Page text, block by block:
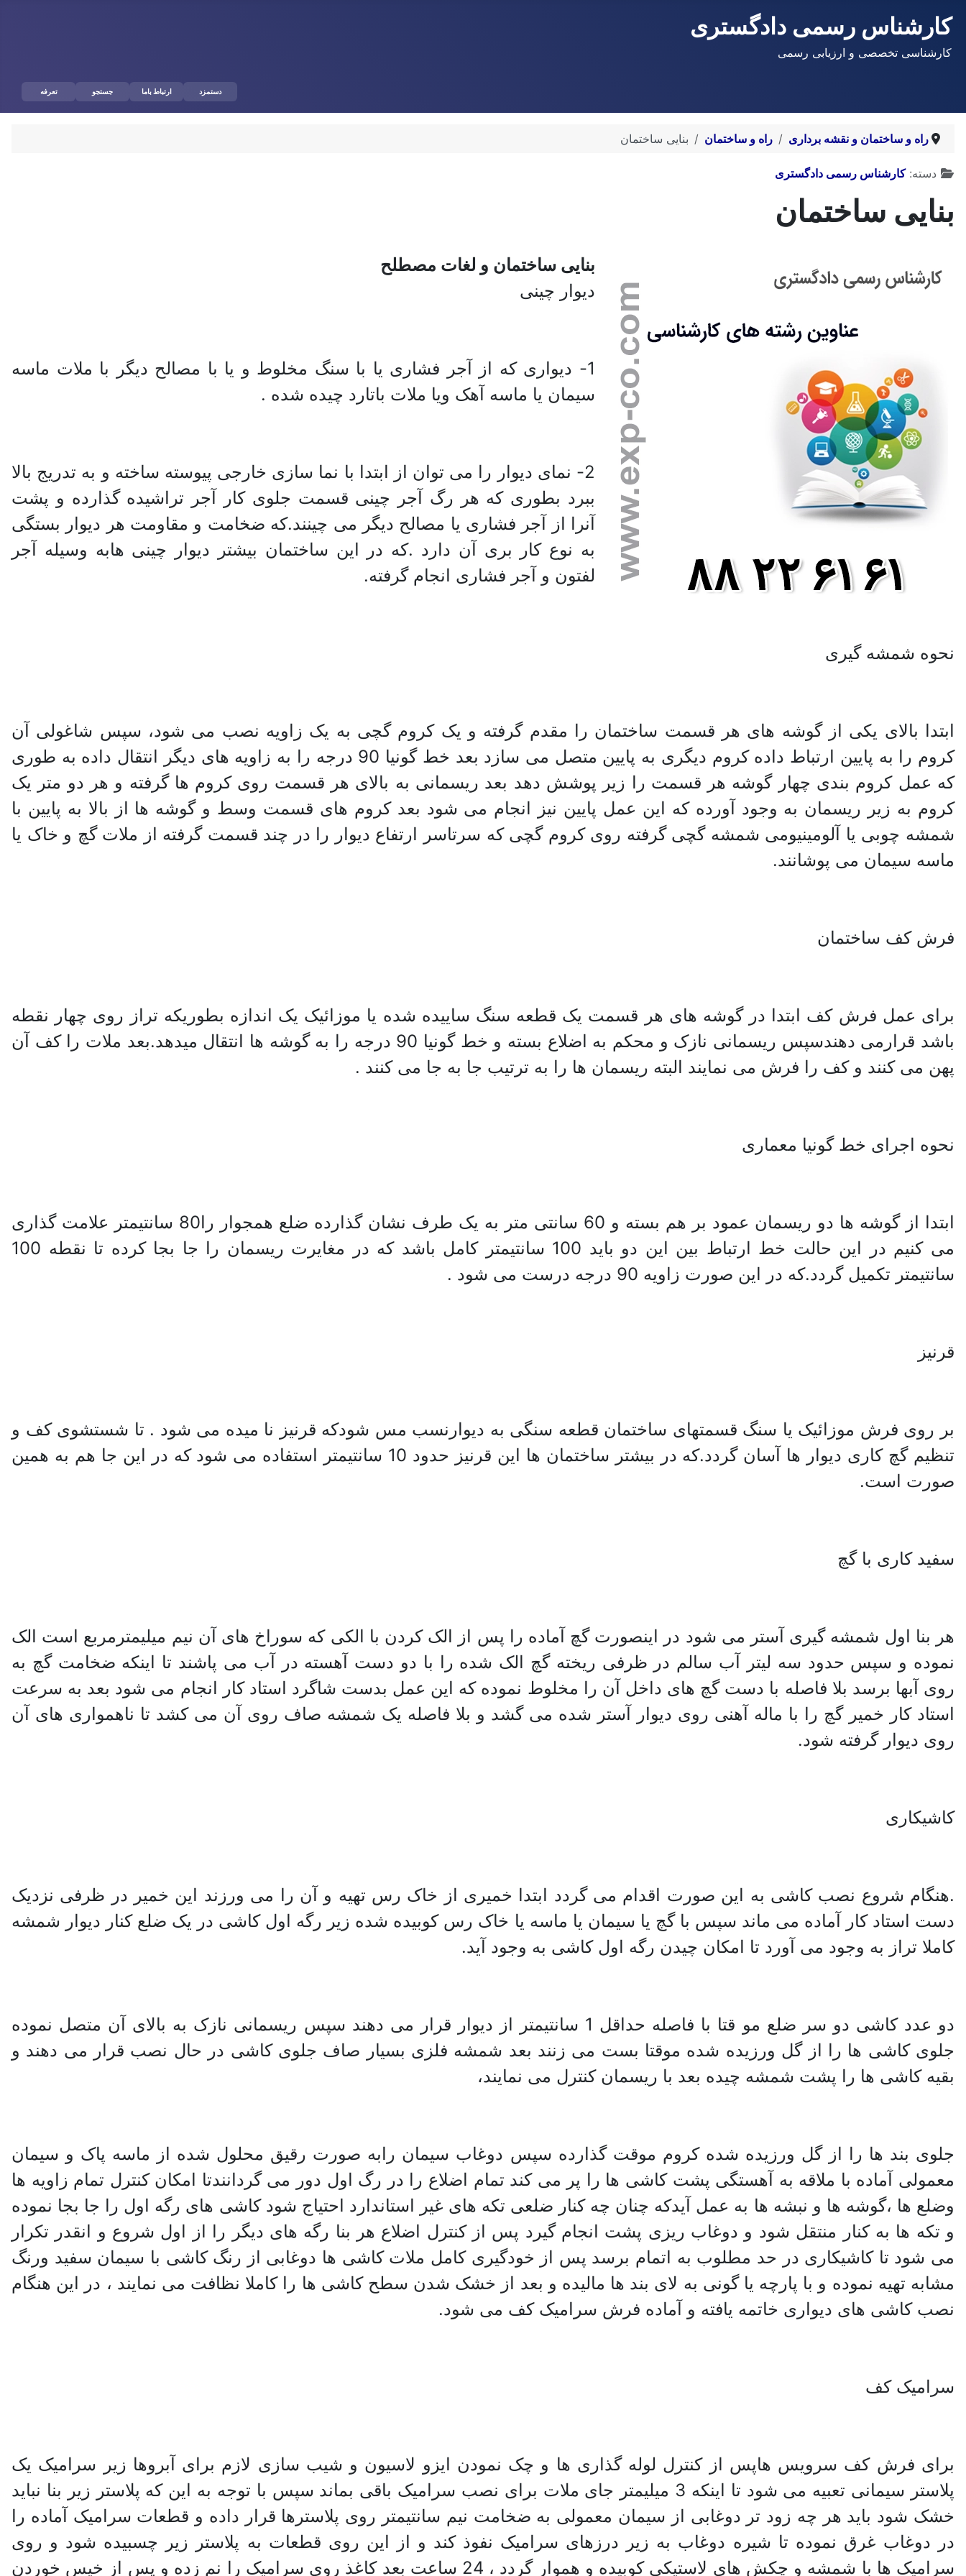
کارشناس رسمی دادگستری
کارشناسی تخصصی و ارزیابی رسمی
دستمزد ارتباط باما جستجو تعرفه
راه و ساختمان و نقشه برداری راه و ساختمان بنایی ساختمان
توضیحات
دسته:کارشناس رسمی دادگستری
بنایی ساختمان
بنایی ساختمان و لغات مصطلح
دیوار چینی
1- دیواری که از آجر فشاری یا با سنگ مخلوط و یا با مصالح دیگر با ملات ماسه
سیمان یا ماسه آهک ویا ملات باتارد چیده شده .
2- نمای دیوار را می توان از ابتدا با نما سازی خارجی پیوسته ساخته و به تدریج بالا
ببرد بطوری که هر رگ آجر چینی قسمت جلوی کار آجر تراشیده گذارده و پشت
آنرا از آجر فشاری یا مصالح دیگر می چینند.که ضخامت و مقاومت هر دیوار بستگی
به نوع کار بری آن دارد .که در این ساختمان بیشتر دیوار چینی هابه وسیله آجر
لفتون و آجر فشاری انجام گرفته.
نحوه شمشه گیری
ابتدا بالای یکی از گوشه های هر قسمت ساختمان را مقدم گرفته و یک کروم گچی به یک زاویه نصب می شود، سپس شاغولی آن
کروم را به پایین ارتباط داده کروم دیگری به پایین متصل می سازد بعد خط گونیا 90 درجه را به زاویه های دیگر انتقال داده به طوری
که عمل کروم بندی چهار گوشه هر قسمت را زیر پوشش دهد بعد ریسمانی به بالای هر قسمت روی کروم ها گرفته و هر دو متر یک
کروم به زیر ریسمان به وجود آورده که این عمل پایین نیز انجام می شود بعد کروم های قسمت وسط و گوشه ها از بالا به پایین با
شمشه چوبی یا آلومینیومی شمشه گچی گرفته روی کروم گچی که سرتاسر ارتفاع دیوار را در چند قسمت گرفته از ملات گچ و خاک یا
ماسه سیمان می پوشانند.
فرش کف ساختمان
برای عمل فرش کف ابتدا در گوشه های هر قسمت یک قطعه سنگ ساییده شده یا موزائیک یک اندازه بطوریکه تراز روی چهار نقطه
باشد قرارمی دهندسپس ریسمانی نازک و محکم به اضلاع بسته و خط گونیا 90 درجه را به گوشه ها انتقال میدهد.بعد ملات را کف آن
پهن می کنند و کف را فرش می نمایند البته ریسمان ها را به ترتیب جا به جا می کنند .
نحوه اجرای خط گونیا معماری
ابتدا از گوشه ها دو ریسمان عمود بر هم بسته و 60 سانتی متر به یک طرف نشان گذارده ضلع همجوار را80 سانتیمتر علامت گذاری
می کنیم در این حالت خط ارتباط بین این دو باید 100 سانتیمتر کامل باشد که در مغایرت ریسمان را جا بجا کرده تا نقطه 100
سانتیمتر تکمیل گردد.که در این صورت زاویه 90 درجه درست می شود .
قرنیز
بر روی فرش موزائیک یا سنگ قسمتهای ساختمان قطعه سنگی به دیوارنسب مس شودکه قرنیز نا میده می شود . تا شستشوی کف و
تنظیم گچ کاری دیوار ها آسان گردد.که در بیشتر ساختمان ها این قرنیز حدود 10 سانتیمتر استفاده می شود که در این جا هم به همین
صورت است.
سفید کاری با گچ
هر بنا اول شمشه گیری آستر می شود در اینصورت گچ آماده را پس از الک کردن با الکی که سوراخ های آن نیم میلیمترمربع است الک
نموده و سپس حدود سه لیتر آب سالم در ظرفی ریخته گچ الک شده را با دو دست آهسته در آب می پاشند تا اینکه ضخامت گچ به
روی آبها برسد بلا فاصله با دست گچ های داخل آن را مخلوط نموده که این عمل بدست شاگرد استاد کار انجام می شود بعد به سرعت
استاد کار خمیر گچ را با ماله آهنی روی دیوار آستر شده می گشد و بلا فاصله یک شمشه صاف روی آن می کشد تا ناهمواری های آن
روی دیوار گرفته شود.
کاشیکاری
.هنگام شروع نصب کاشی به این صورت اقدام می گردد ابتدا خمیری از خاک رس تهیه و آن را می ورزند این خمیر در ظرفی نزدیک
دست استاد کار آماده می ماند سپس با گچ یا سیمان یا ماسه یا خاک رس کوبیده شده زیر رگه اول کاشی در یک ضلع کنار دیوار شمشه
کاملا تراز به وجود می آورد تا امکان چیدن رگه اول کاشی به وجود آید.
دو عدد کاشی دو سر ضلع مو قتا با فاصله حداقل 1 سانتیمتر از دیوار قرار می دهند سپس ریسمانی نازک به بالای آن متصل نموده
جلوی کاشی ها را از گل ورزیده شده موقتا بست می زنند بعد شمشه فلزی بسیار صاف جلوی کاشی در حال نصب قرار می دهند و
بقیه کاشی ها را پشت شمشه چیده بعد با ریسمان کنترل می نمایند،
جلوی بند ها را از گل ورزیده شده کروم موقت گذارده سپس دوغاب سیمان رابه صورت رقیق محلول شده از ماسه پاک و سیمان
معمولی آماده با ملاقه به آهستگی پشت کاشی ها را پر می کند تمام اضلاع را در رگ اول دور می گردانندتا امکان کنترل تمام زاویه ها
وضلع ها ،گوشه ها و نبشه ها به عمل آیدکه چنان چه کنار ضلعی تکه های غیر استاندارد احتیاج شود کاشی های رگه اول را جا بجا نموده
و تکه ها به کنار منتقل شود و دوغاب ریزی پشت انجام گیرد پس از کنترل اضلاع هر بنا رگه های دیگر را از اول شروع و انقدر تکرار
می شود تا کاشیکاری در حد مطلوب به اتمام برسد پس از خودگیری کامل ملات کاشی ها دوغابی از رنگ کاشی با سیمان سفید ورنگ
مشابه تهیه نموده و با پارچه یا گونی به لای بند ها مالیده و بعد از خشک شدن سطح کاشی ها را کاملا نظافت می نمایند ، در این هنگام
نصب کاشی های دیواری خاتمه یافته و آماده فرش سرامیک کف می شود.
سرامیک کف
برای فرش کف سرویس هاپس از کنترل لوله گذاری ها و چک نمودن ایزو لاسیون و شیب سازی لازم برای آبروها زیر سرامیک یک
پلاستر سیمانی تعبیه می شود تا اینکه 3 میلیمتر جای ملات برای نصب سرامیک باقی بماند سپس با توجه به این که پلاستر زیر بنا نباید
خشک شود باید هر چه زود تر دوغابی از سیمان معمولی به ضخامت نیم سانتیمتر روی پلاسترها قرار داده و قطعات سرامیک آماده را
در دوغاب غرق نموده تا شیره دوغاب به زیر درزهای سرامیک نفوذ کند و از این روی قطعات به پلاستر زیر چسبیده شود و روی
سرامیک ها با شمشه و چکش های لاستیکی کوبیده و هموار گردد ، 24 ساعت بعد کاغذ روی سرامیک را نم زده و پس از خیس خوردن